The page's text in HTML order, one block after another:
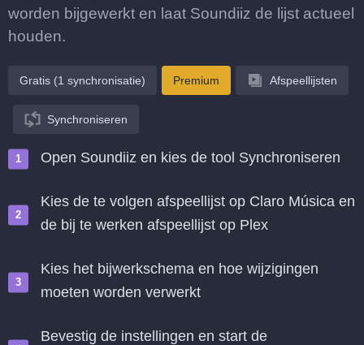
worden bijgewerkt en laat Soundiiz de lijst actueel
houden.
Gratis (1 synchronisatie) Premium Afspeellijsten
Synchroniseren
Open Soundiiz en kies de tool Synchroniseren
Kies de te volgen afspeellijst op Claro Música en
de bij te werken afspeellijst op Plex
Kies het bijwerkschema en hoe wijzigingen
moeten worden verwerkt
Bevestig de instellingen en start de